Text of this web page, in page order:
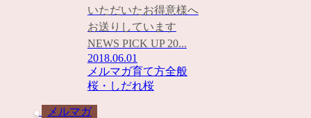
いただいたお得意様へ
お送りしています
NEWS PICK UP 20...
2018.06.01
メルマガ育て方全般
桜・しだれ桜
メルマガ